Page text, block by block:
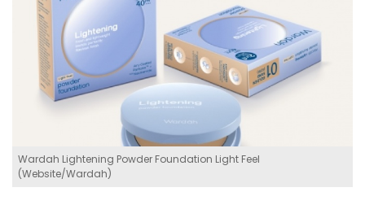
Wardah Lightening Powder Foundation Light Feel
(Website/Wardah)